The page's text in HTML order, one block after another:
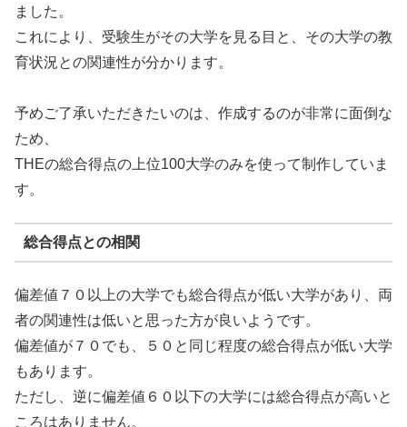
ました。
これにより、受験生がその大学を見る目と、その大学の教
育状況との関連性が分かります。
予めご了承いただきたいのは、作成するのが非常に面倒な
ため、
THEの総合得点の上位100大学のみを使って制作していま
す。
総合得点との相関
偏差値７０以上の大学でも総合得点が低い大学があり、両
者の関連性は低いと思った方が良いようです。
偏差値が７０でも、５０と同じ程度の総合得点が低い大学
もあります。
ただし、逆に偏差値６０以下の大学には総合得点が高いと
ころはありません。